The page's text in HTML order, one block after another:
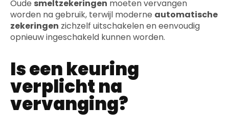
Oude smeltzekeringen moeten vervangen
worden na gebruik, terwijl moderne automatische
zekeringen zichzelf uitschakelen en eenvoudig
opnieuw ingeschakeld kunnen worden.
Is een keuring
verplicht na
vervanging?